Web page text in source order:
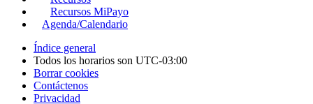
Recursos MiPayo
Agenda/Calendario
Índice general
Todos los horarios son UTC-03:00
Borrar cookies
Contáctenos
Privacidad